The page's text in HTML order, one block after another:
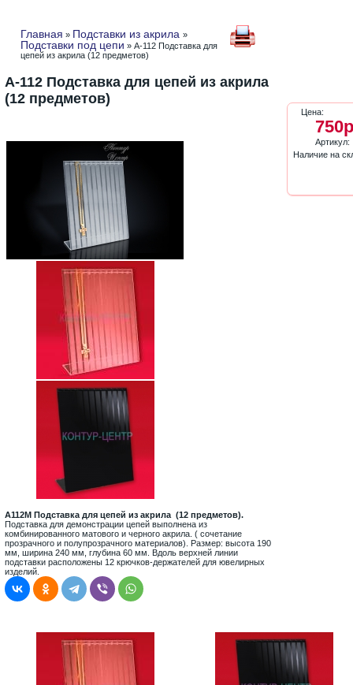
Главная » Подставки из акрила »
Подставки под цепи » A-112 Подставка для
цепей из акрила (12 предметов)
A-112 Подставка для цепей из акрила
(12 предметов)
A112M Подставка для цепей из акрила (12 предметов).
Подставка для демонстрации цепей выполнена из
комбинированного матового и черного акрила. ( сочетание
прозрачного и полупрозрачного материалов). Размер: высота 190
мм, ширина 240 мм, глубина 60 мм. Вдоль верхней линии
подставки расположены 12 крючков-держателей для ювелирных
изделий.
Цена:
Артикул:
Наличие на